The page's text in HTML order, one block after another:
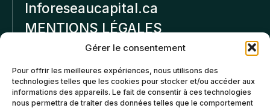
Gérer le consentement
Pour offrir les meilleures expériences, nous utilisons des
technologies telles que les cookies pour stocker et/ou accéder aux
informations des appareils. Le fait de consentir à ces technologies
nous permettra de traiter des données telles que le comportement
Inforeseaucapital.ca
MENTIONS LÉGALES
Politique de
confidentialité
Politiques d’annulation et